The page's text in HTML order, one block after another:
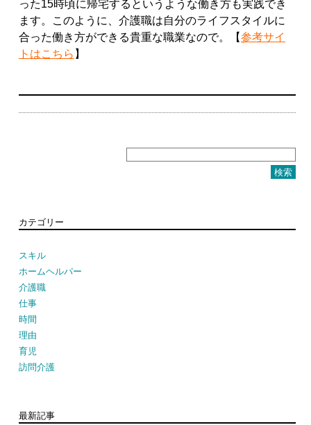
った15時頃に帰宅するというような働き方も実践でき
ます。このように、介護職は自分のライフスタイルに
合った働き方ができる貴重な職業なので。【参考サイ
トはこちら 】
カテゴリー
スキル
ホームヘルパー
介護職
仕事
時間
理由
育児
訪問介護
最新記事